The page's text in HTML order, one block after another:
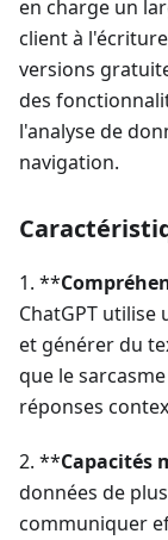
en charge un
client à
versions
des
l'analyse de
navigation.
1. **
ChatGPT
et générer du
que le
réponses
2. **Capacités
données de
communiquer